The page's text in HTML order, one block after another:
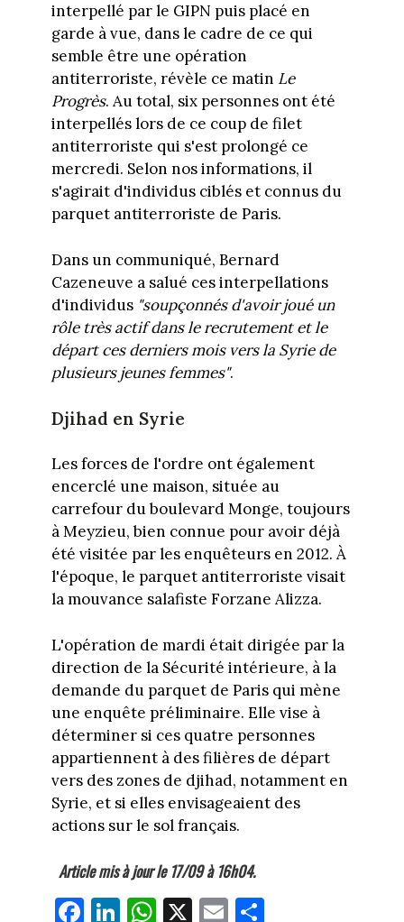
interpellé par le GIPN puis placé en
garde à vue, dans le cadre de ce qui
semble être une opération
antiterroriste, révèle ce matin Le
Progrès. Au total, six personnes ont été
interpellés lors de ce coup de filet
antiterroriste qui s'est prolongé ce
mercredi. Selon nos informations, il
s'agirait d'individus ciblés et connus du
parquet antiterroriste de Paris.
Dans un communiqué, Bernard
Cazeneuve a salué ces interpellations
d'individus "soupçonnés d'avoir joué un
rôle très actif dans le recrutement et le
départ ces derniers mois vers la Syrie de
plusieurs jeunes femmes".
Djihad en Syrie
Les forces de l'ordre ont également
encerclé une maison, située au
carrefour du boulevard Monge, toujours
à Meyzieu, bien connue pour avoir déjà
été visitée par les enquêteurs en 2012. À
l'époque, le parquet antiterroriste visait
la mouvance salafiste Forzane Alizza.
L'opération de mardi était dirigée par la
direction de la Sécurité intérieure, à la
demande du parquet de Paris qui mène
une enquête préliminaire. Elle vise à
déterminer si ces quatre personnes
appartiennent à des filières de départ
vers des zones de djihad, notamment en
Syrie, et si elles envisageaient des
actions sur le sol français.
Article mis à jour le 17/09 à 16h04.
Fa Li W X E Pa